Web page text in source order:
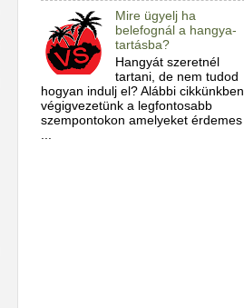
Mire ügyelj ha
belefognál a hangya-
tartásba?
Hangyát szeretnél
tartani, de nem tudod
hogyan indulj el? Alábbi cikkünkben
végigvezetünk a legfontosabb
szempontokon amelyeket érdemes